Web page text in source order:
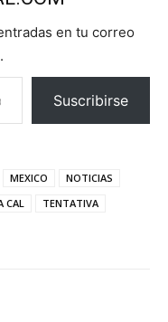
en tu correo
Suscribirse
MEXICO
NOTICIAS
CAL
TENTATIVA